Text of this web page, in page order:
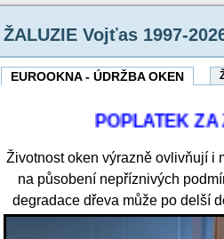
ŽALUZIE Vojťas 1997-
EUROOKNA - ÚDRŽBA OKEN
POPLATEK ZA
Životnost oken výrazně ovlivňují i
na působení nepříznivých
degradace dřeva může po delší